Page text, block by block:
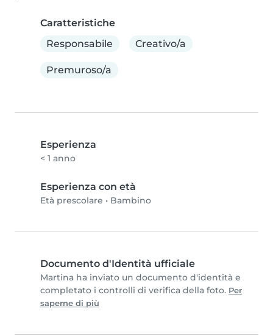
Caratteristiche
Responsabile
Creativo/a
Premuroso/a
Esperienza
< 1 anno
Esperienza con età
Età prescolare • Bambino
Documento d'Identità ufficiale
Martina ha inviato un documento d'identità e
completato i controlli di verifica della foto. Per
saperne di più